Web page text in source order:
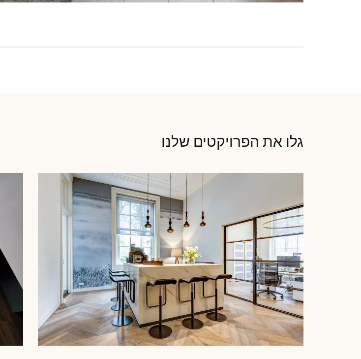
גלו את הפרויקטים שלנו